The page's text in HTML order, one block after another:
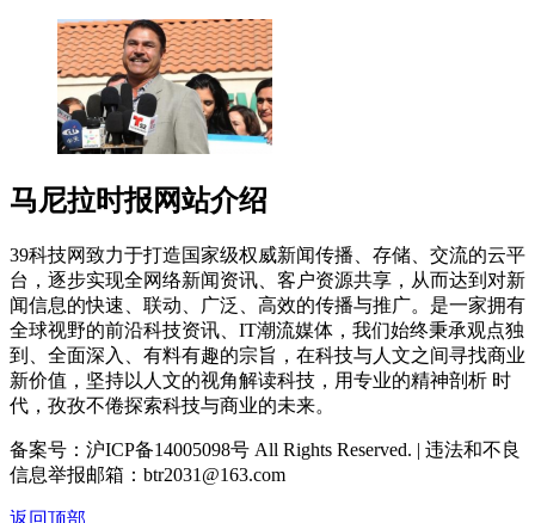
马尼拉时报网站介绍
39科技网致力于打造国家级权威新闻传播、存储、交流的云平
台，逐步实现全网络新闻资讯、客户资源共享，从而达到对新
闻信息的快速、联动、广泛、高效的传播与推广。是一家拥有
全球视野的前沿科技资讯、IT潮流媒体，我们始终秉承观点独
到、全面深入、有料有趣的宗旨，在科技与人文之间寻找商业
新价值，坚持以人文的视角解读科技，用专业的精神剖析 时
代，孜孜不倦探索科技与商业的未来。
备案号：沪ICP备14005098号 All Rights Reserved. | 违法和不良
信息举报邮箱：btr2031@163.com